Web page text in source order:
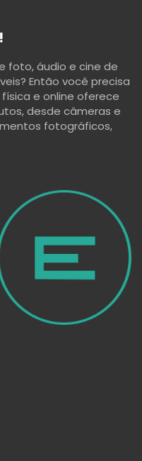
foto, áudio e cine de
Então você precisa
física e online oferece
desde câmeras e
fotográficos,